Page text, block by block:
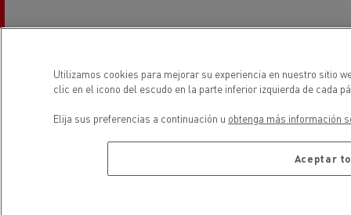
En caso de que venda sus vehículos, deberá informar
ADM con Renault Trucks.
Utilizamos cookies para mejorar su experiencia en nuestro sitio
clic en el icono del escudo en la parte inferior izquierda de cada
Elija sus preferencias a continuación u obtenga más información
Aceptar